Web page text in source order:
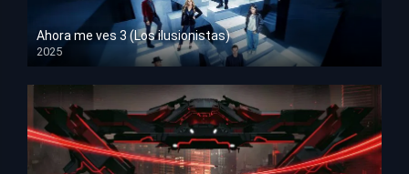
Ahora me ves 3 (Los ilusionistas)
2025
HD 1080p